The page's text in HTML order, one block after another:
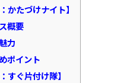
かたづけナイト】
概要
力
ポイント
すぐ片付け隊】